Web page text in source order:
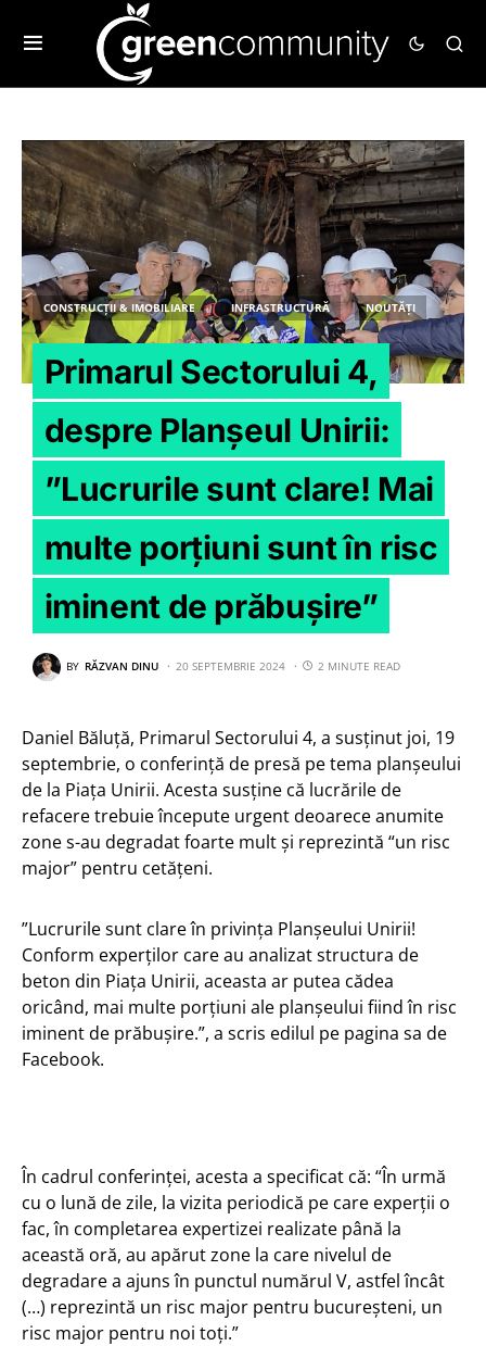
CONSTRUCȚII & IMOBILIARE INFRASTRUCTURĂ NOUTĂȚI
Primarul Sectorului 4,
despre Planșeul Unirii:
”Lucrurile sunt clare! Mai
multe porțiuni sunt în risc
iminent de prăbușire”
BY RĂZVAN DINU 20 SEPTEMBRIE 2024 2 MINUTE READ
Daniel Băluță, Primarul Sectorului 4, a susținut joi, 19
septembrie, o conferință de presă pe tema planșeului
de la Piața Unirii. Acesta susține că lucrările de
refacere trebuie începute urgent deoarece anumite
zone s-au degradat foarte mult şi reprezintă “un risc
major” pentru cetăţeni.
”Lucrurile sunt clare în privința Planșeului Unirii!
Conform experților care au analizat structura de
beton din Piața Unirii, aceasta ar putea cădea
oricând, mai multe porțiuni ale planșeului fiind în risc
iminent de prăbușire.”, a scris edilul pe pagina sa de
Facebook.
Credit foto:
Facebook /
Andrei Trocan
Credit foto:
Facebook /
Credit foto:
Facebook /
Andrei Trocan
Planșeul Uniri.
Credit foto:
Facebook /
Andrei Trocan
În cadrul conferinței, acesta a specificat că: “În urmă
cu o lună de zile, la vizita periodică pe care experții o
fac, în completarea expertizei realizate până la
această oră, au apărut zone la care nivelul de
degradare a ajuns în punctul numărul V, astfel încât
(…) reprezintă un risc major pentru bucureșteni, un
risc major pentru noi toți.”